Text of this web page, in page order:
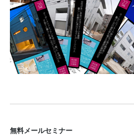
無料メールセミナー